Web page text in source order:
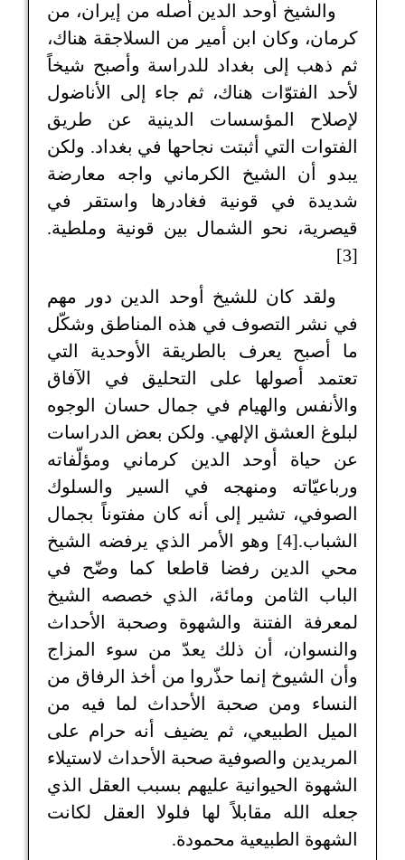
والشيخ أوحد الدين أصله من إيران، من
كرمان، وكان ابن أمير من السلاجقة هناك،
ثم ذهب إلى بغداد للدراسة وأصبح شيخاً
لأحد الفتوّات هناك، ثم جاء إلى الأناضول
لإصلاح المؤسسات الدينية عن طريق
الفتوات التي أثبتت نجاحها في بغداد. ولكن
يبدو أن الشيخ الكرماني واجه معارضة
شديدة في قونية فغادرها واستقر في
قيصرية، نحو الشمال بين قونية وملطية.
[3]
ولقد كان للشيخ أوحد الدين دور مهم
في نشر التصوف في هذه المناطق وشكّل
ما أصبح يعرف بالطريقة الأوحدية التي
تعتمد أصولها على التحليق في الآفاق
والأنفس والهيام في جمال حسان الوجوه
لبلوغ العشق الإلهي. ولكن بعض الدراسات
عن حياة أوحد الدين كرماني ومؤلّفاته
ورباعيّاته ومنهجه في السير والسلوك
الصوفي، تشير إلى أنه كان مفتوناً بجمال
الشباب.[4] وهو الأمر الذي يرفضه الشيخ
محي الدين رفضا قاطعا كما وضّح في
الباب الثامن ومائة، الذي خصصه الشيخ
لمعرفة الفتنة والشهوة وصحبة الأحداث
والنسوان، أن ذلك يعدّ من سوء المزاج
وأن الشيوخ إنما حذّروا من أخذ الرفاق من
النساء ومن صحبة الأحداث لما فيه من
الميل الطبيعي، ثم يضيف أنه حرام على
المريدين والصوفية صحبة الأحداث لاستيلاء
الشهوة الحيوانية عليهم بسبب العقل الذي
جعله الله مقابلاً لها فلولا العقل لكانت
الشهوة الطبيعية محمودة.